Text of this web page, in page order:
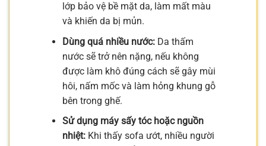
lớp bảo vệ bề mặt da, làm mất màu
và khiến da bị mủn.
Dùng quá nhiều nước:Da thấm
nước sẽ trở nên nặng, nếu không
được làm khô đúng cách sẽ gây mùi
hôi, nấm mốc và làm hỏng khung gỗ
bên trong ghế.
Sử dụng máy sấy tóc hoặc nguồn
nhiệt:Khi thấy sofa ướt, nhiều người